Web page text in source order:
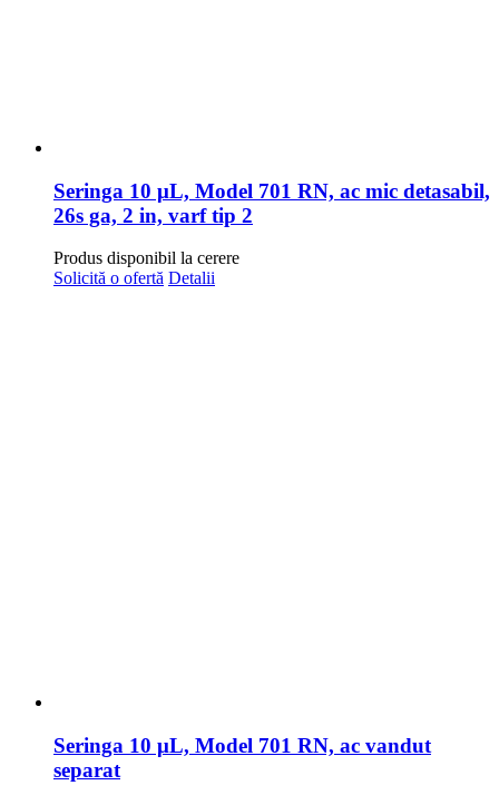
Seringa 10 μL, Model 701 RN, ac mic detasabil,
26s ga, 2 in, varf tip 2
Produs disponibil la cerere
Solicită o ofertă Detalii
Seringa 10 μL, Model 701 RN, ac vandut
separat